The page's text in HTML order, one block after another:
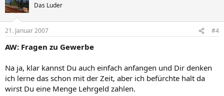
Das Luder
21. Januar 2007 #4
AW: Fragen zu Gewerbe
Na ja, klar kannst Du auch einfach anfangen und Dir denken
ich lerne das schon mit der Zeit, aber ich befürchte halt da
wirst Du eine Menge Lehrgeld zahlen.